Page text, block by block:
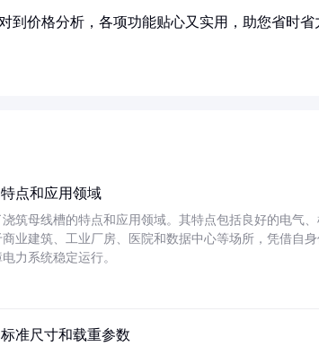
到价格分析，各项功能贴心又实用，助您省时
点和应用领域
筑母线槽的特点和应用领域。其特点包括良好的电气
业建筑、工业厂房、医院和数据中心等场所，凭借自
力系统稳定运行。
准尺寸和载重参数